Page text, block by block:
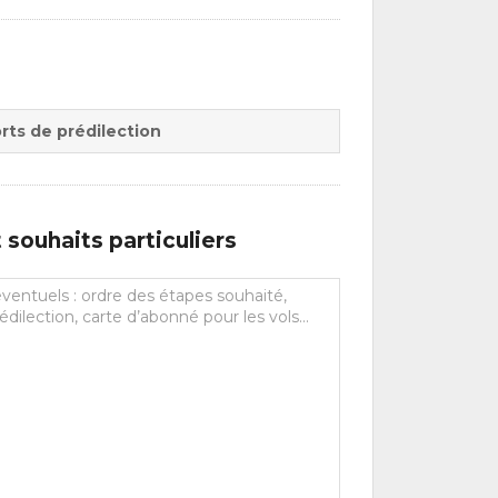
de prédilection
particuliers